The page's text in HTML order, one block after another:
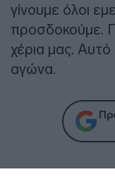
γίνουμε όλοι
προσδοκούμε.
χέρια μας. Αυτό
αγώνα.